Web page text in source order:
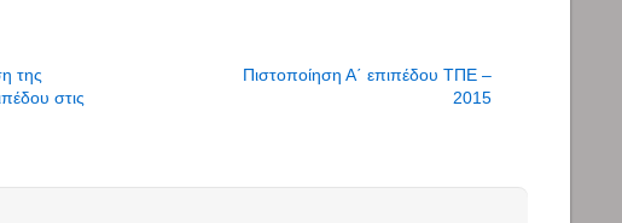
της
στις
Πιστοποίηση Α΄ επιπέδου ΤΠΕ –
2015